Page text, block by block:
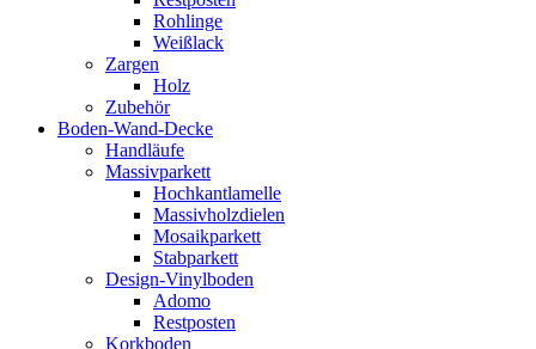
Rohlinge
Weißlack
Zargen
Holz
Zubehör
Boden-Wand-Decke
Handläufe
Massivparkett
Hochkantlamelle
Massivholzdielen
Mosaikparkett
Stabparkett
Design-Vinylboden
Adomo
Restposten
Korkboden